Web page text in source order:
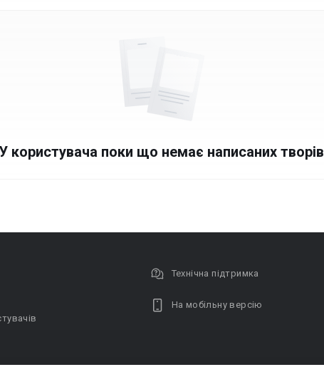
У користувача поки що немає написаних творів
Технічна підтримка
На мобільну версію